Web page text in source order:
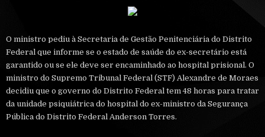
O ministro pediu à Secretaria de Gestão Penitenciária do Distrito
Federal que informe se o estado de saúde do ex-secretário está
garantido ou se ele deve ser encaminhado ao hospital prisional. O
ministro do Supremo Tribunal Federal (STF) Alexandre de Moraes
decidiu que o governo do Distrito Federal tem 48 horas para tratar
da unidade psiquiátrica do hospital do ex-ministro da Segurança
Pública do Distrito Federal Anderson Torres.